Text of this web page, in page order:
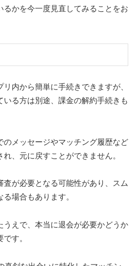
るかを今一度見直してみることをお
内から簡単に手続きできますが、
いる方は別途、課金の解約手続きも
のメッセージやマッチング履歴など
、元に戻すことができません。
査が必要となる可能性があり、スム
場合もあります。
うえで、本当に退会が必要かどうか
す。